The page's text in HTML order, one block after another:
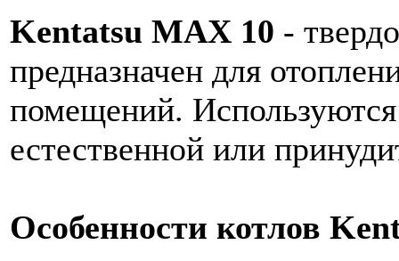
Kentatsu MAX 10 -
предназначен для
помещений.
естественной или
Особенности котлов